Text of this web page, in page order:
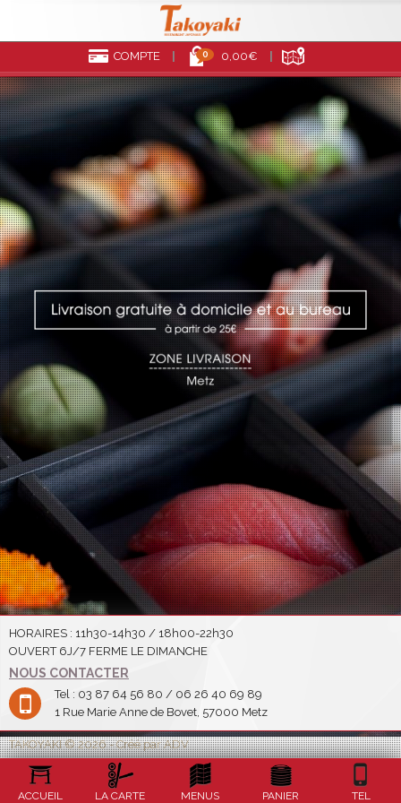
COMPTE 0 0,00€
HORAIRES : 11h30-14h30 / 18h00-22h30
OUVERT 6J/7 FERME LE DIMANCHE
NOUS CONTACTER
Tel : 03 87 64 56 80 / 06 26 40 69 89
1 Rue Marie Anne de Bovet, 57000 Metz
TAKOYAKI © 2026 - Créé par ADV
ACCUEIL LA CARTE MENUS PANIER TEL